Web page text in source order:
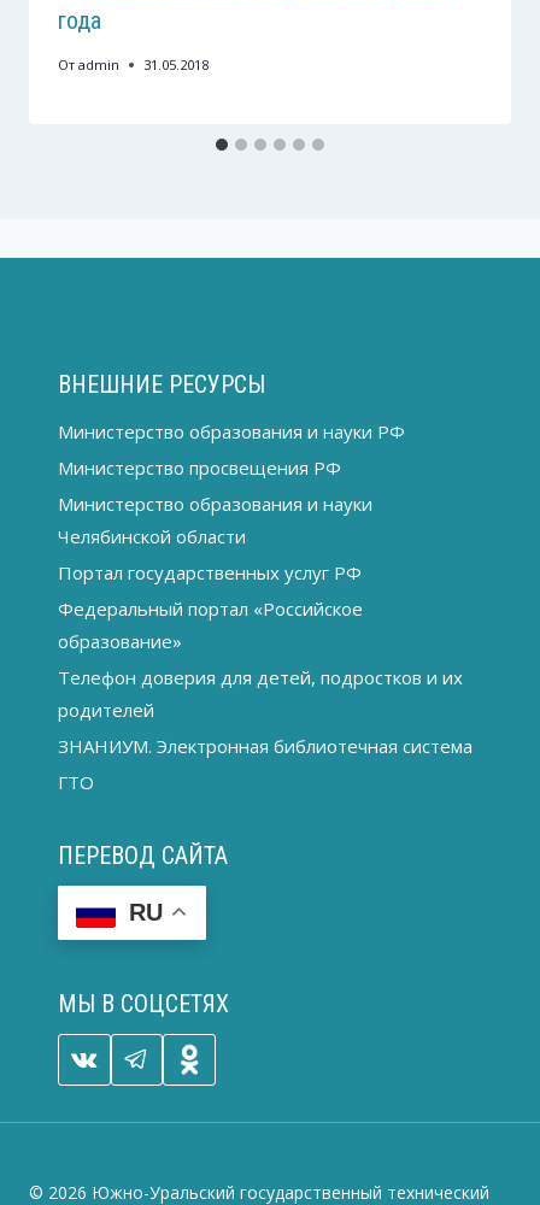
года
От admin 31.05.2018
ВНЕШНИЕ РЕСУРСЫ
Министерство образования и науки РФ
Министерство просвещения РФ
Министерство образования и науки
Челябинской области
Портал государственных услуг РФ
Федеральный портал «Российское
образование»
Телефон доверия для детей, подростков и их
родителей
ЗНАНИУМ. Электронная библиотечная система
ГТО
ПЕРЕВОД САЙТА
RU
МЫ В СОЦСЕТЯХ
© 2026 Южно-Уральский государственный технический